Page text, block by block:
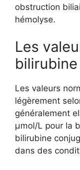
obstruction
hémolyse.
Les
bilirubine
Les valeurs
légèrement
généralement
µmol/L pour la
bilirubine
dans des